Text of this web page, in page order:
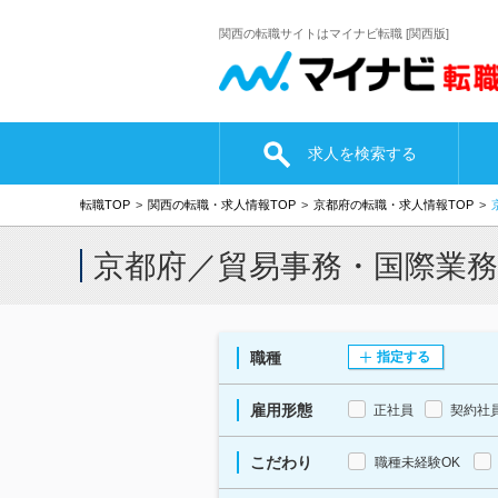
関西の転職サイトはマイナビ転職 [関西版]
求人を検索する
転職TOP 関西の転職・求人情報TOP 京都府の転職・求人情報TOP
京都府／貿易事務・国際業
職種 指定する
雇用形態 正社員 契約社
こだわり 職種未経験OK